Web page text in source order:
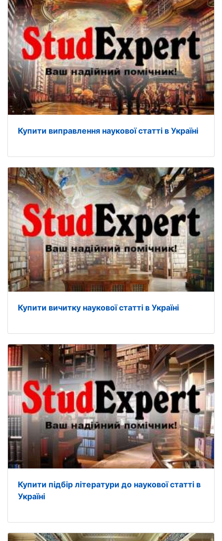
Купити виправлення наукової статті в Україні
Купити вичитку наукової статті в Україні
Купити підбір літератури до наукової статті в
Україні